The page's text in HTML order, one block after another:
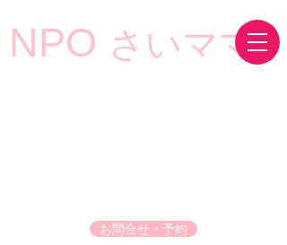
NPO さいママ
お問合せ・予約